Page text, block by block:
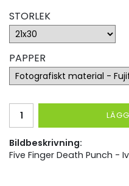
STORLEK
PAPPER
Bildbeskrivning:
Five Finger Death Punch -